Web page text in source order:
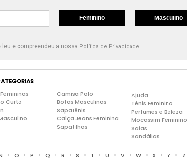
Feminino Masculino
e compreendeu a nossa Política de Privacidade.
Curto
Camisa Polo
Botas Masculinas
Sapatênis
Calça Jeans Feminina
Sapatilhas
Ajuda
Tênis Feminino
Perfumes e Beleza
Mocassim Feminino
Saias
Sandálias
• O • P • Q • R • S • T • U • V • W • X • Y • Z